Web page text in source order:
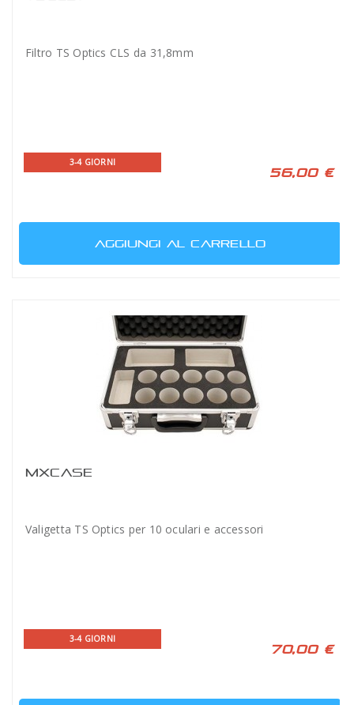
Filtro TS Optics CLS da 31,8mm
3-4 GIORNI
56,00 €
AGGIUNGI AL CARRELLO
MXCASE
Valigetta TS Optics per 10 oculari e accessori
3-4 GIORNI
70,00 €